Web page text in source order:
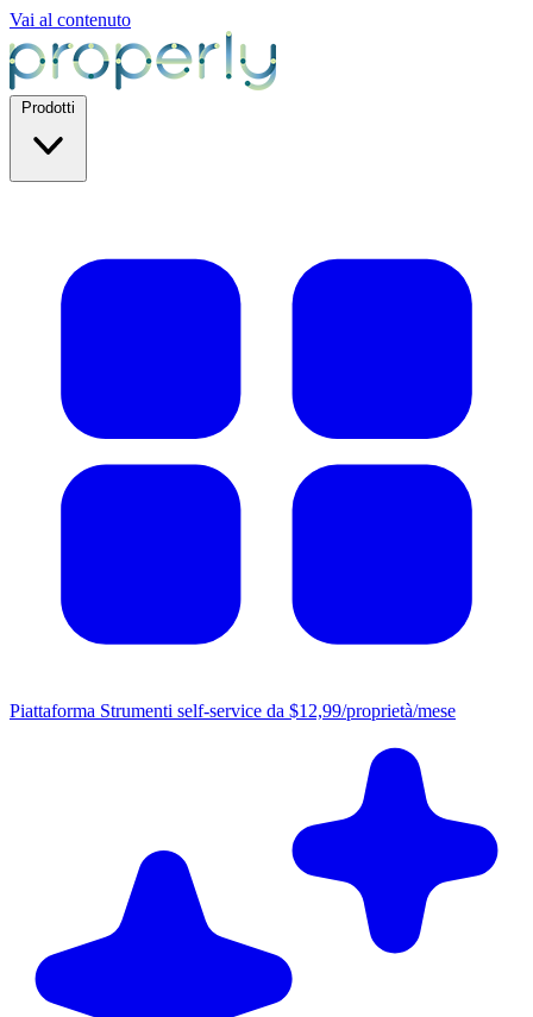
Vai al contenuto
Piattaforma Strumenti self-service da $12,99/proprietà/mese